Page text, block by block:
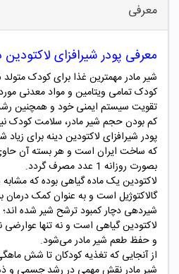
معرفی
معرفی پودر شیرافزای لاکتودین
شیر مادر مهمترین غذا برای کودک
کودک تمامی ویتامین و مواد معدنی
تقویت سیستم ایمنی خود و همچنین
کم بودن حجم شیر مادر، سلامت کودک
پودر شیرافزای لاکتودین دینه برای
بصورت روزانه 1 عدد مصرف گردد.
لاکتودین یک ماده گیاهی بوده که
گالاکتوژیل است و به عنوان کمک درمان
شیردهی دچار کمبود ترشح شیر شده اند؛
لاکتودین گیاهی است و نه تنها عوارضی
و حفظ طعم شیر مادر می‌شود.
از آنجایی که تغذیه کودکان تا شش ماهگی
شیر مادر نقش مهمی در رشد جسمی و